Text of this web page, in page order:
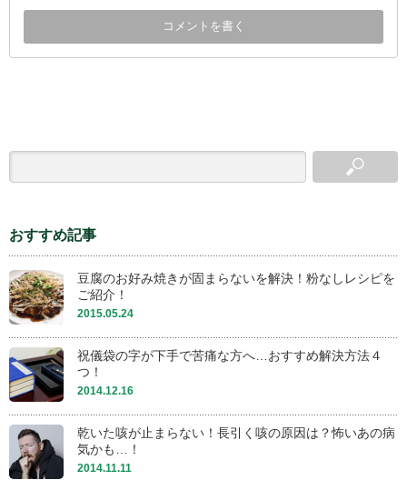
おすすめ記事
豆腐のお好み焼きが固まらないを解決！粉なしレシピを
ご紹介！
2015.05.24
祝儀袋の字が下手で苦痛な方へ…おすすめ解決方法４
つ！
2014.12.16
乾いた咳が止まらない！長引く咳の原因は？怖いあの病
気かも…！
2014.11.11